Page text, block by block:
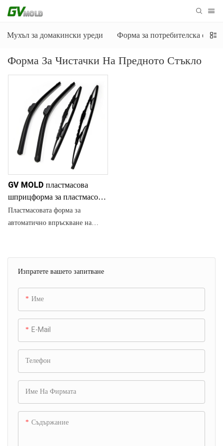
Мухъл за домакински уреди Форма за потребителска
Форма За Чистачки На Предното Стъкло
Изпратете вашето запитване
Име
E-Mail
Телефон
Име На Фирмата
Съдържание
GV MOLD пластмасова
шприцформа за пластмасови
чистачки за автоматично
шприцване
Пластмасовата форма за
автоматично впръскване на
използвана в производствения
процес на автомобилни
компоненти, специално
проектирана за масово
производство на чистачки